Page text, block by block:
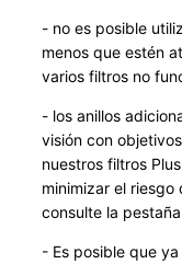
- no es posible
menos que estén
varios filtros no
- los anillos
visión con
nuestros filtros
minimizar el riesgo
consulte la
- Es posible que